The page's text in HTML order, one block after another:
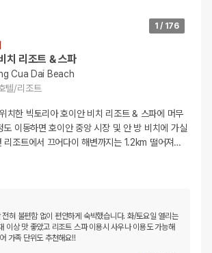
1 / 176
치 리조트 & 스파
Cua Dai Beach
텔/리조트
치한 빅토리아 호이안 비치 리조트 & 스파에 머무
이동하면 호이안 중앙 시장 및 안 방 비치에 가실
리조트에서 끄어다이 해변까지는 1.2km 떨어져…
전혀 불편함 없이 편안하게 숙박했습니다. 화/토요일 열리는
이상 맛 좋았고 리조트 스파 이용시 사우나 이용도 가능해
가족 단위도 추천해요!!